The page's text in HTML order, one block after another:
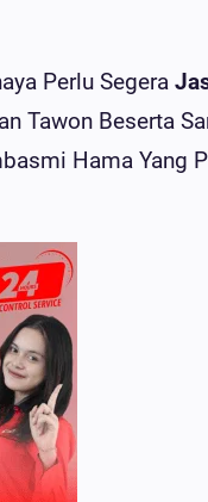
Perlu Segera
Tawon Beserta
Hama Yang